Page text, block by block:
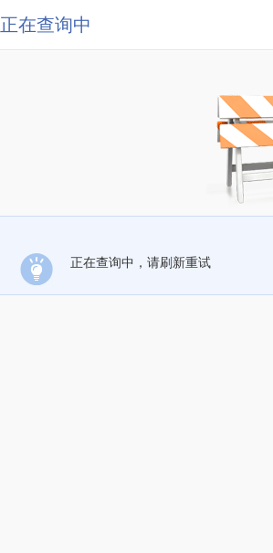
正在查询中
正在查询中，请刷新重试